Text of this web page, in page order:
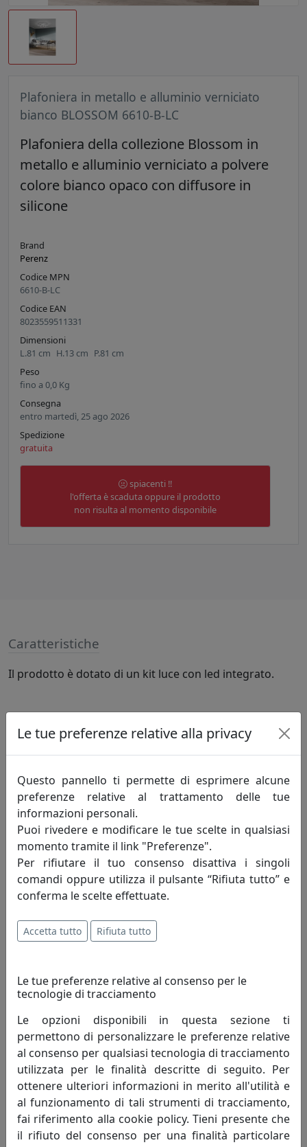
Plafoniera in metallo e alluminio verniciato
bianco BLOSSOM 6610-B-LC
Plafoniera della collezione Blossom in
metallo e alluminio verniciato a polvere
colore bianco opaco con diffusore in
silicone
Brand
Perenz
Codice MPN
6610-B-LC
Codice EAN
8023559511331
Dimensioni
L.81 cm H.13 cm P.81 cm
Peso
fino a 0,0 Kg
Consegna
entro martedì, 25 ago 2026
Spedizione
gratuita
spiacenti !!
l'offerta è scaduta oppure il prodotto
non risulta al momento disponibile
Caratteristiche
Il prodotto è dotato di un kit luce con led integrato.
LED 83W 6640Lm 3000K, lampadine incluse
Informazioni sul brand
Da più di 50 anni disegnamo la luce.
L’azienda nata nel 1962 per merito di
Romano Perenzin oggi è guidata,
continuando la tradizione famigliare, dal figlio
servizio contraddistinguono da sempre Perenz, che
offre ai suoi Clienti eleganza e raffinatezza in un mix di
Le collezioni Perenz coniugano prestigio e innovazione
Ogni famiglia è unica. Noi di Perenz lo sappiamo bene:
per questo le selezioniamo sempre per la loro singolare
costituzione, per lo spirito originale, per il colore inedito
ma soprattutto per l’innovazione che portano nel
mondo. I nostri coordinati sono personalità dal
carattere così peculiare e sorprendente da espandersi
in modo naturale, e sono sempre figlie di un amore: per
Le tue preferenze relative alla privacy
Questo pannello ti permette di esprimere alcune
preferenze relative al trattamento delle tue
informazioni personali.
Puoi rivedere e modificare le tue scelte in qualsiasi
momento tramite il link "Preferenze".
Per rifiutare il tuo consenso disattiva i singoli
comandi oppure utilizza il pulsante “Rifiuta tutto” e
conferma le scelte effettuate.
Accetta tutto Rifiuta tutto
Le tue preferenze relative al consenso per le
tecnologie di tracciamento
Le opzioni disponibili in questa sezione ti
permettono di personalizzare le preferenze relative
al consenso per qualsiasi tecnologia di tracciamento
utilizzata per le finalità descritte di seguito. Per
ottenere ulteriori informazioni in merito all'utilità e
al funzionamento di tali strumenti di tracciamento,
fai riferimento alla cookie policy. Tieni presente che
il rifiuto del consenso per una finalità particolare